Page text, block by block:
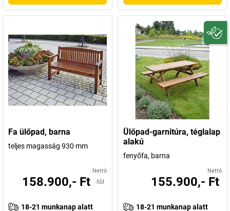
Fa ülőpad, barna
teljes magasság 930 mm
Nettó
158.900,- Ft -tól
18-21 munkanap alatt
Ülőpad-garnitúra, téglalap
alakú
fenyőfa, barna
Nettó
155.900,- Ft
18-21 munkanap alatt